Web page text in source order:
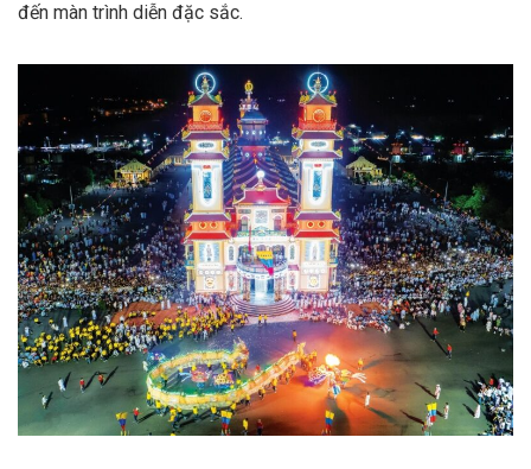
đến màn trình diễn đặc sắc.